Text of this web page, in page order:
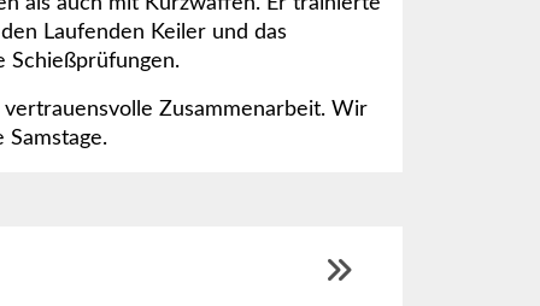
Laufenden Keiler und das
Schießprüfungen.
Zusammenarbeit. Wir